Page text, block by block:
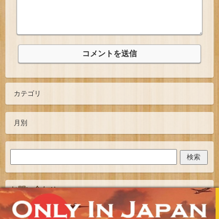
お問い合わせ
TOPへ